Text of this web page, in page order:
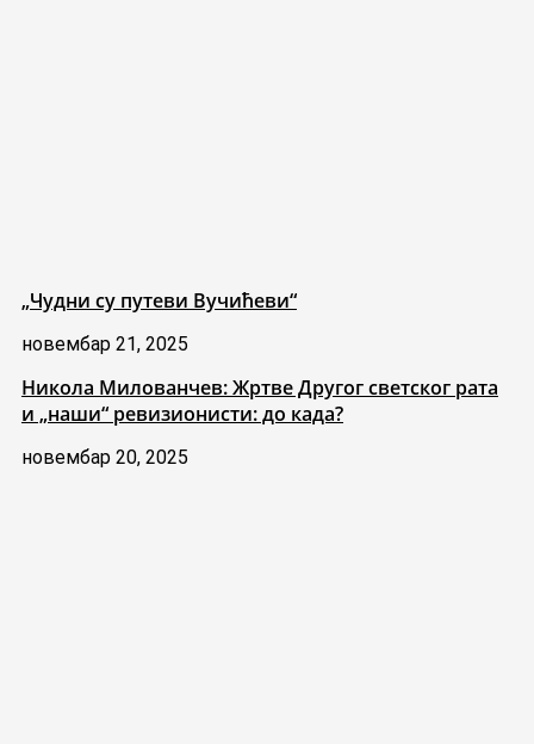
„Чудни су путеви Вучићеви“
новембар 21, 2025
Никола Милованчев: Жртве Другог светског рата
и „наши“ ревизионисти: до када?
новембар 20, 2025